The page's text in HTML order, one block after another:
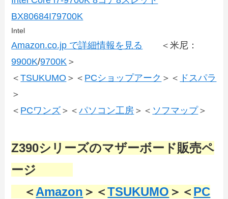
BX80684I79700K
Intel
Amazon.co.jp で詳細情報を見る
＜米尼：
9900K/9700K ＞
＜TSUKUMO ＞＜ PCショップアーク ＞＜ ドスパラ
＞
＜ PCワンズ ＞＜パソコン工房 ＞＜ ソフマップ＞
Z390シリーズのマザーボード販売ペ
ージ
＜ Amazon ＞＜TSUKUMO ＞＜ PC